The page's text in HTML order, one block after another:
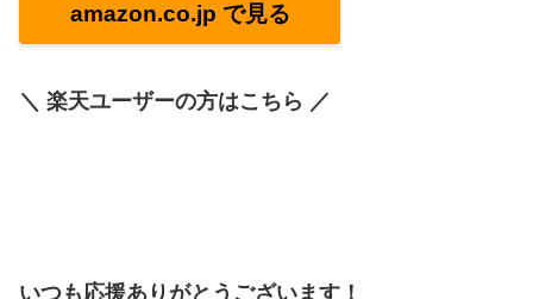
amazon.co.jp で見る
＼ 楽天ユーザーの方はこちら ／
いつも応援ありがとうございます！